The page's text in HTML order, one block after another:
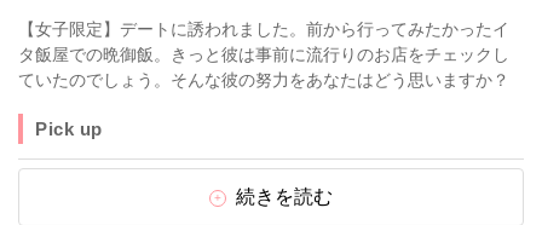
【女子限定】デートに誘われました。前から行ってみたかったイ
タ飯屋での晩御飯。きっと彼は事前に流行りのお店をチェックし
ていたのでしょう。そんな彼の努力をあなたはどう思いますか？
Pick up
続きを読む